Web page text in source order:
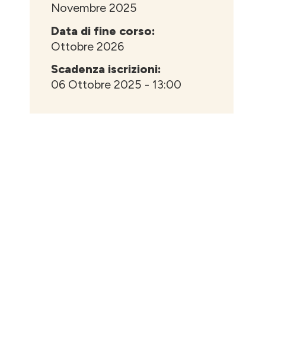
Novembre 2025
Data di fine corso:
Ottobre 2026
Scadenza iscrizioni:
06 Ottobre 2025 - 13:00